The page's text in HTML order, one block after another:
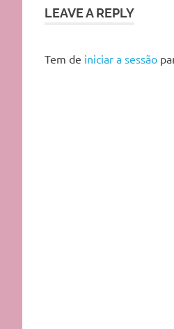
capilar
free
artigos
LEAVE A REPLY
Tem de iniciar a sessão